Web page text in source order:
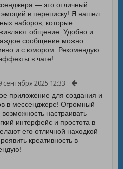
— это отличный
эмоций в переписку! Я нашел
наборов, которые
общение. Удобно и
сообщение можно
и с юмором. Рекомендую
в чате!
сентября 2025 12:33
приложение для создания и
в мессенджере! Огромный
настраивать
интерфейс и простота в
его отличной находкой
креативность в